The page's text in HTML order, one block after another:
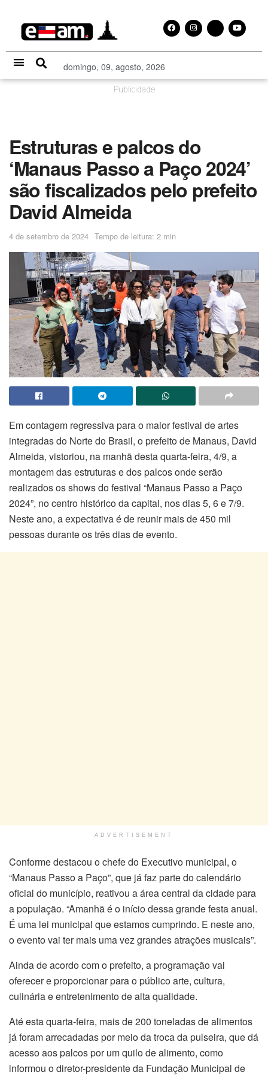
domingo, 09, agosto, 2026
Publicidade
Estruturas e palcos do
‘Manaus Passo a Paço 2024’
são fiscalizados pelo prefeito
David Almeida
4 de setembro de 2024 Tempo de leitura: 2 min
Em contagem regressiva para o maior festival de artes
integradas do Norte do Brasil, o prefeito de Manaus, David
Almeida, vistoriou, na manhã desta quarta-feira, 4/9, a
montagem das estruturas e dos palcos onde serão
realizados os shows do festival “Manaus Passo a Paço
2024”, no centro histórico da capital, nos dias 5, 6 e 7/9.
Neste ano, a expectativa é de reunir mais de 450 mil
pessoas durante os três dias de evento.
ADVERTISEMENT
Conforme destacou o chefe do Executivo municipal, o
“Manaus Passo a Paço”, que já faz parte do calendário
oficial do município, reativou a área central da cidade para
a população. “Amanhã é o início dessa grande festa anual.
É uma lei municipal que estamos cumprindo. E neste ano,
o evento vai ter mais uma vez grandes atrações musicais”.
Ainda de acordo com o prefeito, a programação vai
oferecer e proporcionar para o público arte, cultura,
culinária e entretenimento de alta qualidade.
Até esta quarta-feira, mais de 200 toneladas de alimentos
já foram arrecadadas por meio da troca da pulseira, que dá
acesso aos palcos por um quilo de alimento, como
informou o diretor-presidente da Fundação Municipal de